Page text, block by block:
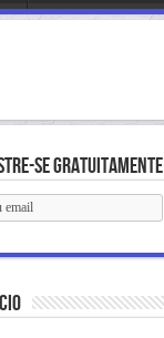
se gratuitamente